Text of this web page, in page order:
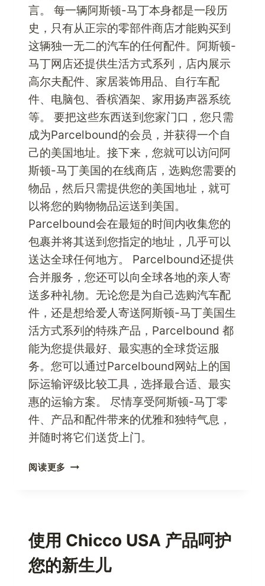
言。 每一辆阿斯顿-马丁本身都是一段历
史，只有从正宗的零部件商店才能购买到
这辆独一无二的汽车的任何配件。阿斯顿-
马丁网店还提供生活方式系列，店内展示
高尔夫配件、家居装饰用品、自行车配
件、电脑包、香槟酒架、家用扬声器系统
等。 要把这些东西送到您家门口，您只需
成为Parcelbound的会员，并获得一个自
己的美国地址。接下来，您就可以访问阿
斯顿-马丁美国的在线商店，选购您需要的
物品，然后只需提供您的美国地址，就可
以将您的购物物品运送到美国。
Parcelbound会在最短的时间内收集您的
包裹并将其送到您指定的地址，几乎可以
送达全球任何地方。 Parcelbound还提供
合并服务，您还可以向全球各地的亲人寄
送多种礼物。无论您是为自己选购汽车配
件，还是想给爱人寄送阿斯顿-马丁美国生
活方式系列的特殊产品，Parcelbound 都
能为您提供最好、最实惠的全球货运服
务。您可以通过Parcelbound网站上的国
际运输评级比较工具，选择最合适、最实
惠的运输方案。 尽情享受阿斯顿-马丁零
件、产品和配件带来的优雅和独特气息，
并随时将它们送货上门。
阅读更多 阿
车
主
–
使用 Chicco USA 产品呵护
您的新生儿